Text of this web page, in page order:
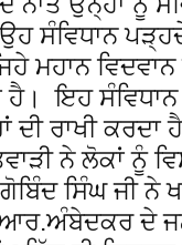
ਸੰਵਿਧਾਨ
ਮਹਾਨ
ਹੈ। ਇਹ
ਦੀ ਰਾਖੀ
ਨੇ ਲੋਕਾਂ ਨੂੰ
ਸਿੰਘ ਜੀ ਨੇ
ਦੇ